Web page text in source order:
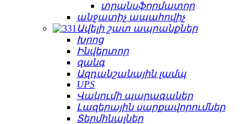
տրանսֆորմատոր
անջատիչ ապահովիչ
Ավելի շատ ապրանքներ
Խրոց
Ինվերտոր
զանգ
Ազդանշանային լամպ
UPS
Վակումի պարագաներ
Լազերային սարքավորումներ
Տերմինալներ